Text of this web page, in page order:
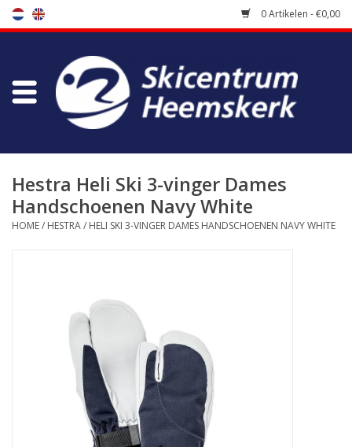
0 Artikelen - €0,00
Winkel
Bootfitting
Onderhoud
Koopgidsen
Hestra Heli Ski 3-vinger Dames
Handschoenen Navy White
HOME/ HESTRA/ HELI SKI 3-VINGER DAMES HANDSCHOENEN NAVY WHITE